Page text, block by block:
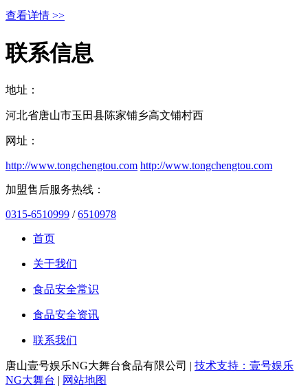
查看详情 >>
联系信息
地址：
河北省唐山市玉田县陈家铺乡高文铺村西
网址：
http://www.tongchengtou.com http://www.tongchengtou.com
加盟售后服务热线：
0315-6510999 /6510978
首页
关于我们
食品安全常识
食品安全资讯
联系我们
唐山壹号娱乐NG大舞台食品有限公司 | 技术支持：壹号娱乐
NG大舞台 | 网站地图